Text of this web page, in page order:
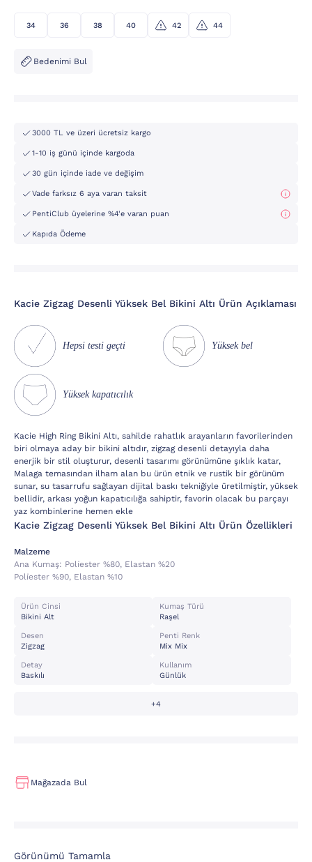
34 36 38 40 42 44
Bedenimi Bul
3000 TL ve üzeri ücretsiz kargo
1-10 iş günü içinde kargoda
30 gün içinde iade ve değişim
Vade farksız 6 aya varan taksit
PentiClub üyelerine %4'e varan puan
Kapıda Ödeme
Kacie Zigzag Desenli Yüksek Bel Bikini Altı Ürün Açıklaması
Hepsi testi geçti Yüksek bel
Yüksek kapatıcılık
Kacie High Ring Bikini Altı, sahilde rahatlık arayanların favorilerinden
biri olmaya aday bir bikini altıdır, zigzag desenli detayıyla daha
enerjik bir stil oluşturur, desenli tasarımı görünümüne şıklık katar,
Malaga temasından ilham alan bu ürün etnik ve rustik bir görünüm
sunar, su tasarrufu sağlayan dijital baskı tekniğiyle üretilmiştir, yüksek
bellidir, arkası yoğun kapatıcılığa sahiptir, favorin olacak bu parçayı
yaz kombinlerine hemen ekle
Kacie Zigzag Desenli Yüksek Bel Bikini Altı Ürün Özellikleri
Malzeme
Ana Kumaş: Poli̇ester %80, Elastan %20
Poli̇ester %90, Elastan %10
Ürün Cinsi
Bikini Alt
Kumaş Türü
Raşel
Desen
Zigzag
Penti Renk
Mix Mix
Detay
Baskılı
Kullanım
Günlük
+4
Mağazada Bul
Görünümü Tamamla